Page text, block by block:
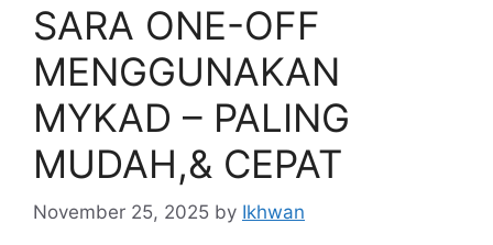
SARA ONE-OFF
MENGGUNAKAN
MYKAD – PALING
MUDAH,& CEPAT
November 25, 2025 by Ikhwan